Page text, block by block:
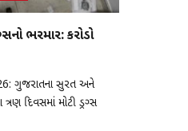
ભરમાર: કરોડો
ગુજરાતના સુરત અને
દિવસમાં મોટી ડ્રગ્સ